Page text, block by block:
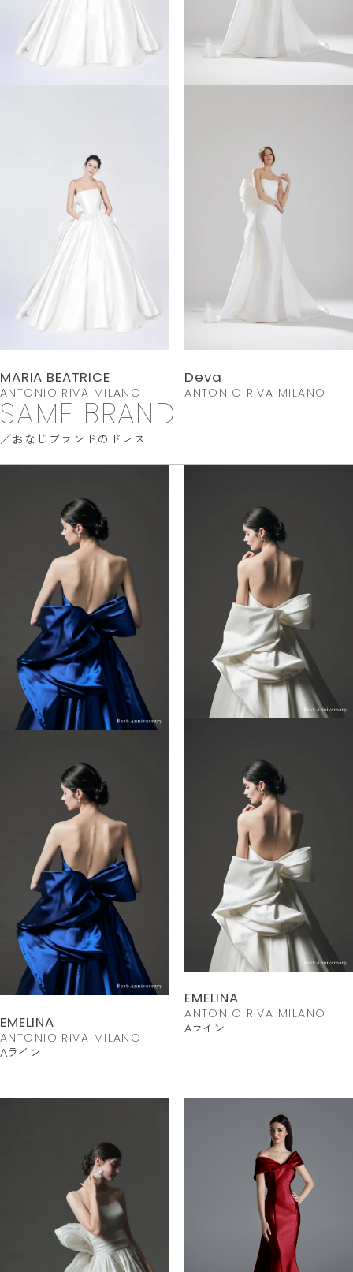
MARIA BEATRICE
ANTONIO RIVA MILANO
Deva
ANTONIO RIVA MILANO
SAME BRAND
おなじブランドのドレス
EMELINA
ANTONIO RIVA MILANO
Aライン
EMELINA
ANTONIO RIVA MILANO
Aライン